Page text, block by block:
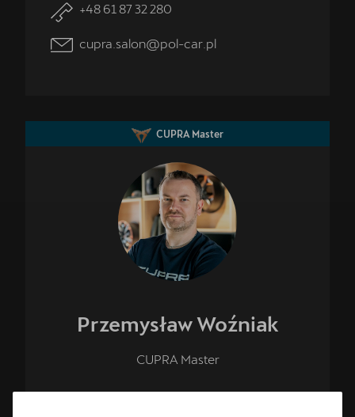
+48 61 87 32 280
cupra.salon@pol-car.pl
CUPRA Master
PrzemysławWoźniak
CUPRA Master